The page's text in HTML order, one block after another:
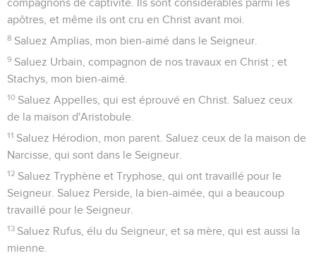
compagnons de captivité. Ils sont considérables parmi les
apôtres, et même ils ont cru en Christ avant moi.
8 Saluez Amplias, mon bien-aimé dans le Seigneur.
9 Saluez Urbain, compagnon de nos travaux en Christ ; et
Stachys, mon bien-aimé.
10 Saluez Appelles, qui est éprouvé en Christ. Saluez ceux
de la maison d'Aristobule.
11 Saluez Hérodion, mon parent. Saluez ceux de la maison de
Narcisse, qui sont dans le Seigneur.
12 Saluez Tryphène et Tryphose, qui ont travaillé pour le
Seigneur. Saluez Perside, la bien-aimée, qui a beaucoup
travaillé pour le Seigneur.
13 Saluez Rufus, élu du Seigneur, et sa mère, qui est aussi la
mienne.